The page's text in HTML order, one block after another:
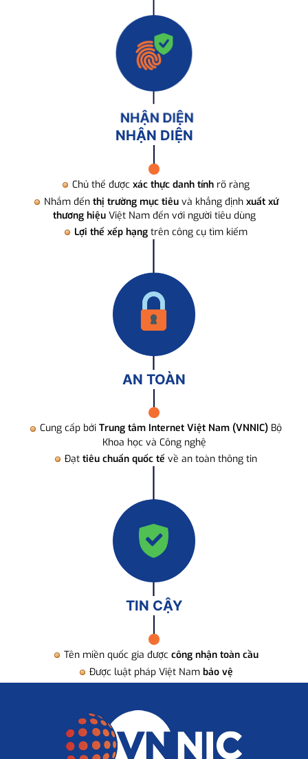
NHẬN DIỆN
Chủ thể được xác thực danh tính rõ ràng
Nhắm đến thị trường mục tiêuvà khẳng định xuất xứ
thương hiệuViệt Nam đến với người tiêu dùng
Lợi thế xếp hạng trên công cụ tìm kiếm
AN TOÀN
Cung cấp bởi Trung tâm Internet Việt Nam (VNNIC) Bộ
Khoa học và Công nghệ
Đạt tiêu chuẩn quốc tế về an toàn thông tin
TIN CẬY
Tên miền quốc gia được công nhận toàn cầu
Được luật pháp Việt Nam bảo vệ